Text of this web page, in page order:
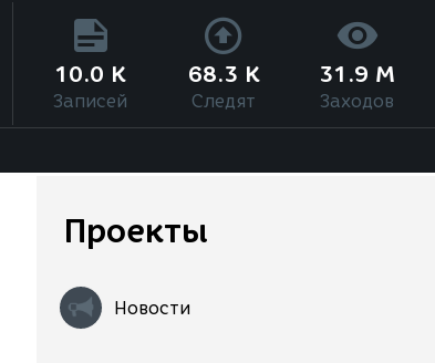
10.0 K
Записей
68.3 K
Следят
31.9 M
Заходов
Проекты
Новости